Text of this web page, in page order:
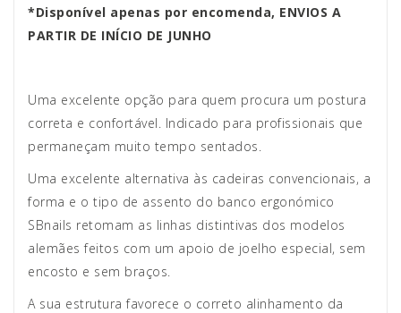
*Disponível apenas por encomenda, ENVIOS A
PARTIR DE INÍCIO DE JUNHO
Uma excelente opção para quem procura um postura
correta e confortável. Indicado para profissionais que
permaneçam muito tempo sentados.
Uma excelente alternativa às cadeiras convencionais, a
forma e o tipo de assento do banco ergonómico
SBnails retomam as linhas distintivas dos modelos
alemães feitos com um apoio de joelho especial, sem
encosto e sem braços.
A sua estrutura favorece o correto alinhamento da